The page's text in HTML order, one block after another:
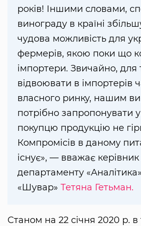
років! Іншими словами,
винограду в країні
чудова можливість для
фермерів, якою поки що
імпортери. Звичайно, для
відвоювати в імпортерів
власного ринку, нашим
потрібно запропонувати
покупцю продукцію не
Компромісів в даному
існує», — вважає керівник
департаменту
«Шувар» Тетяна Гетьман.
Станом на 22 січня 2020 р. в